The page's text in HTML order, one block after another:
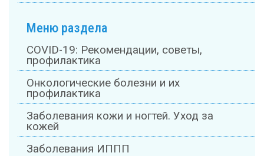
Меню раздела
COVID-19: Рекомендации, советы,
профилактика
Онкологические болезни и их
профилактика
Заболевания кожи и ногтей. Уход за
кожей
Заболевания ИППП